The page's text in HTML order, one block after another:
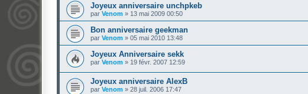
Joyeux anniversaire unchpkeb
par Venom » 13 mai 2009 00:50
Bon anniversaire geekman
par Venom » 05 mai 2010 13:48
Joyeux Anniversaire sekk
par Venom » 19 févr. 2007 12:59
Joyeux anniversaire AlexB
par Venom » 28 juil. 2006 17:47